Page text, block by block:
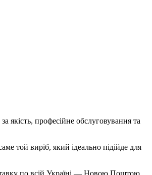
якість, професійне обслуговування та
той виріб, який ідеально підійде для
по всій Україні — Новою Поштою